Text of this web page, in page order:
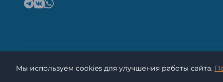
Мы используем cookies для улучшения работы сайта.